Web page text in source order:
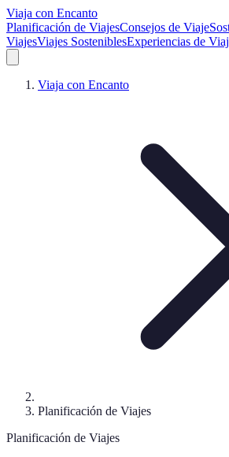
Viaja con Encanto
Planificación de ViajesConsejos de Viaje
ViajesViajes SosteniblesExperiencias de
Viaja con Encanto
Planificación de Viajes
Planificación de Viajes